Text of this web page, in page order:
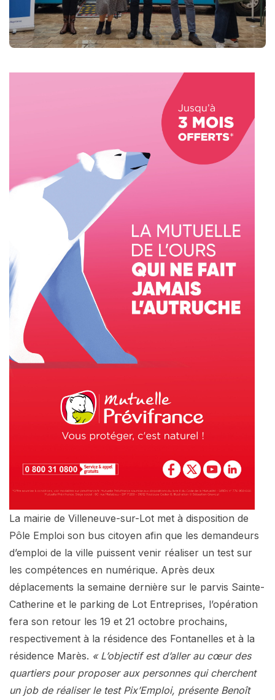
La mairie de Villeneuve-sur-Lot met à disposition de
Pôle Emploi son bus citoyen afin que les demandeurs
d’emploi de la ville puissent venir réaliser un test sur
les compétences en numérique. Après deux
déplacements la semaine dernière sur le parvis Sainte-
Catherine et le parking de Lot Entreprises, l’opération
fera son retour les 19 et 21 octobre prochains,
respectivement à la résidence des Fontanelles et à la
résidence Marès. « L’objectif est d’aller au cœur des
quartiers pour proposer aux personnes qui cherchent
un job de réaliser le test Pix’Emploi, présente Benoît